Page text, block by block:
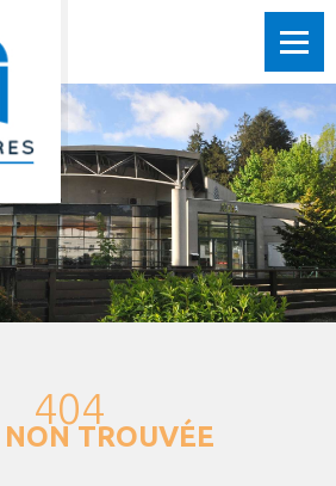
404
NON TROUVÉE